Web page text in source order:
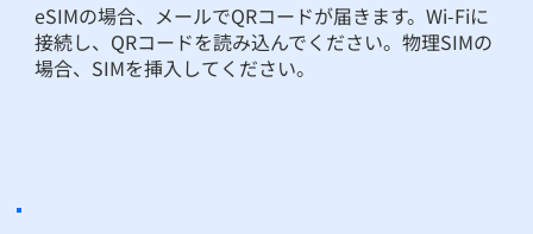
eSIMの場合、メールでQRコードが届きます。Wi-Fiに
接続し、QRコードを読み込んでください。物理SIMの
場合、SIMを挿入してください。